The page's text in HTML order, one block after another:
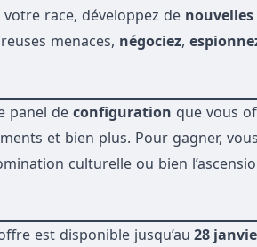
votre race, développez de
menaces, négociez,
panel de configuration que vous
et bien plus. Pour gagner,
culturelle ou bien
est disponible jusqu’au 28